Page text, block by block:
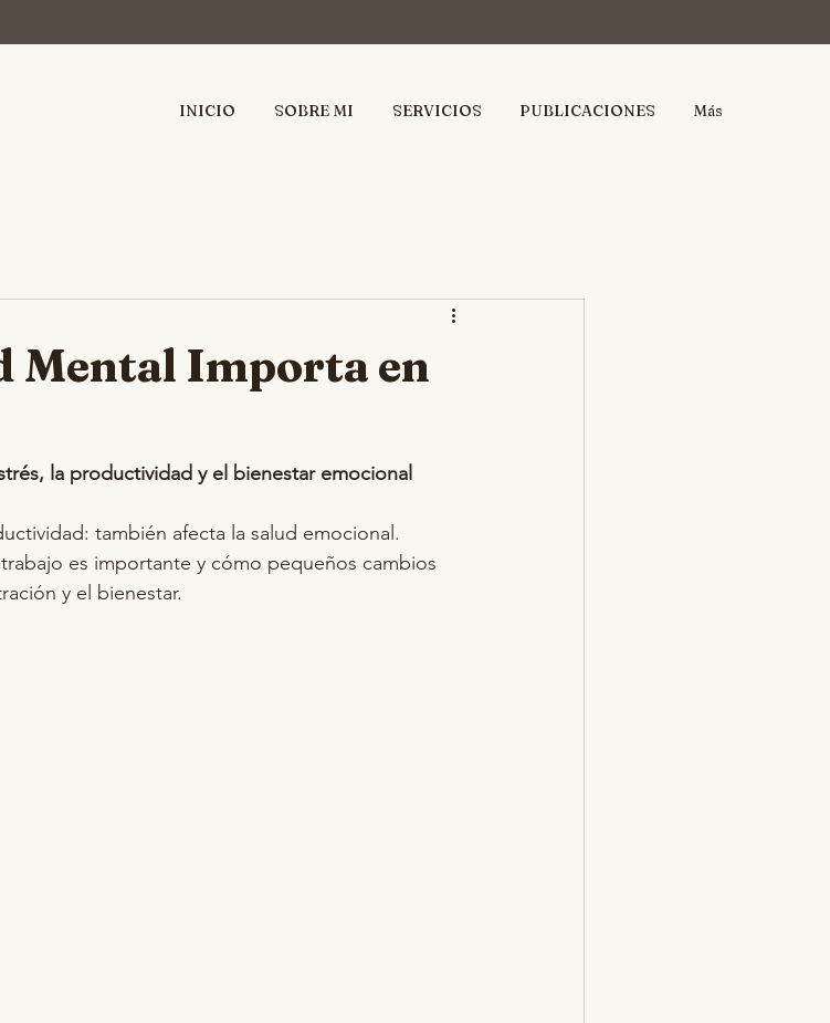
INICIO SOBRE MI SERVICIOS PUBLICACIONES Más
Mental Importa en
la productividad y el bienestar emocional
también afecta la salud emocional.
es importante y cómo pequeños cambios
y el bienestar.